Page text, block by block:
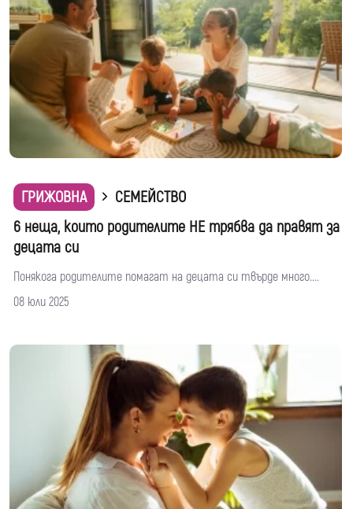
ГРИЖОВНА
СЕМЕЙСТВО
6 неща, които родителите НЕ трябва да правят за
децата си
Понякога родителите помагат на децата си твърде много....
08 юли 2025